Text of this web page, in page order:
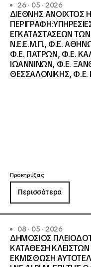
26 · 05 · 2026
ΔΙΕΘΝΗΣ ΑΝΟΙΧΤΟΣ
ΕΓΚΑΤΑΣΤΑΣΕΩΝ
Ν.Ε.Ε.Μ.Π., Φ.Ε.
Φ.Ε. ΠΑΤΡΩΝ, Φ.Ε.
ΙΩΑΝΝΙΝΩΝ, Φ.Ε.
ΘΕΣΣΑΛΟΝΙΚΗΣ,
Προκηρύξεις
Περισσότερα
08 · 05 · 2026
ΔΗΜΟΣΙΟΣ
ΚΑΤΑΘΕΣΗ
ΕΚΜΙΣΘΩΣΗ